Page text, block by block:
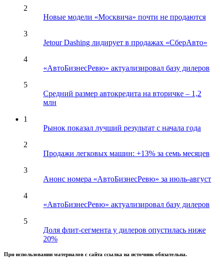
2
Новые модели «Москвича» почти не продаются
3
Jetour Dashing лидирует в продажах «СберАвто»
4
«АвтоБизнесРевю» актуализировал базу дилеров
5
Средний размер автокредита на вторичке – 1,2
млн
1
Рынок показал лучший результат с начала года
2
Продажи легковых машин: +13% за семь месяцев
3
Анонс номера «АвтоБизнесРевю» за июль-август
4
«АвтоБизнесРевю» актуализировал базу дилеров
5
Доля флит-сегмента у дилеров опустилась ниже
20%
При использовании материалов с сайта ссылка на источник обязательна.